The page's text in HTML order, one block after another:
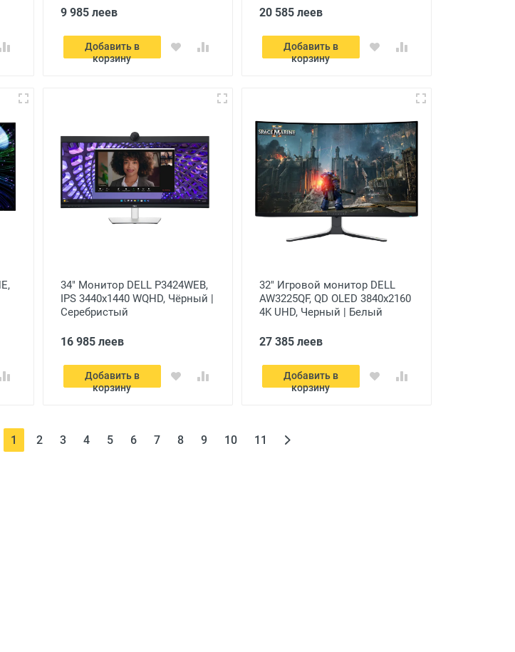
9 985 леев
Добавить в
корзину
20 585 леев
Добавить в
корзину
34" Монитор DELL P3424WEB,
IPS 3440x1440 WQHD, Чёрный |
Серебристый
16 985 леев
Добавить в
корзину
32" Игровой монитор DELL
AW3225QF, QD OLED 3840x2160
4K UHD, Черный | Белый
27 385 леев
Добавить в
корзину
1 (current)
2 3 4 5 6 7 8 9 10 11